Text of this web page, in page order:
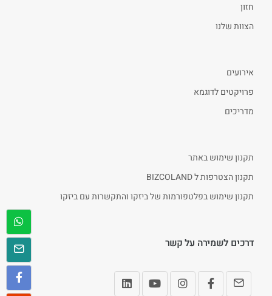
חזון
הצוות שלנו
אירועים
פרויקטים לדוגמא
מדריכים
תקנון שימוש באתר
תקנון הצטרפות ל BIZCOLAND
תקנון שימוש בפלטפורמות של ביזקו והתקשרות עם ביזקו
דרכים לשמירה על קשר